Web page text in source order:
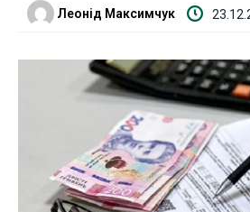
Фінанси
Валютний ринок
Криптовалюта
Робота і освіта
Публікації
Леонід Максимчук